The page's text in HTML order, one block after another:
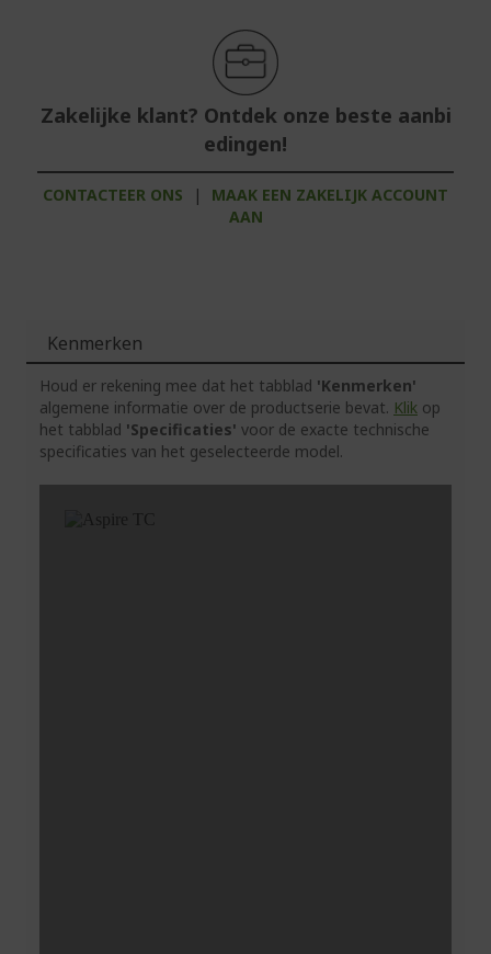
Zakelijke klant? Ontdek onze beste aanbi
edingen!
CONTACTEER ONS |
MAAK EEN ZAKELIJK ACCOUNT
AAN
Kenmerken
Houd er rekening mee dat het tabblad 'Kenmerken'
algemene informatie over de productserie bevat. Klik op
het tabblad 'Specificaties' voor de exacte technische
specificaties van het geselecteerde model.